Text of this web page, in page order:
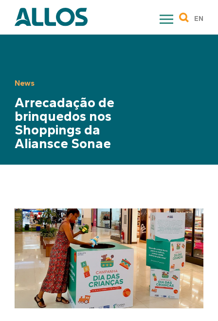
content
EN
News
Arrecadação de
brinquedos nos
Shoppings da
Aliansce Sonae